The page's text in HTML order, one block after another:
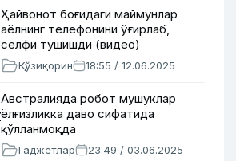
Ҳайвонот боғидаги маймунлар
аёлнинг телефонини ўғирлаб,
селфи тушишди (видео)
Қўзиқорин 18:55 / 12.06.2025
Австралияда робот мушуклар
ёлғизликка даво сифатида
қўлланмоқда
Гаджетлар 23:49 / 03.06.2025